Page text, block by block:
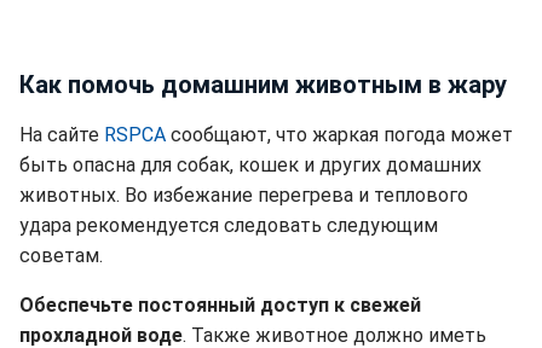
Как помочь домашним животным в жару
На сайте RSPCA сообщают, что жаркая погода может
быть опасна для собак, кошек и других домашних
животных. Во избежание перегрева и теплового
удара рекомендуется следовать следующим
советам.
Обеспечьте постоянный доступ к свежей
прохладной воде. Также животное должно иметь